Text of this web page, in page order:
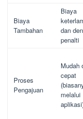
Biaya
Tambahan
Biaya
dan
penalti
Proses
Pengajuan
Mudah
cepat
melalui